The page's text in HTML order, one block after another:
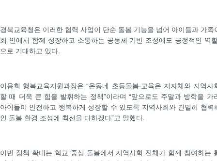
경북교육청은 이러한 협력 사업이 단순 돌봄 기능을 넘어 아이들과 가족
회 안에서 함께 성장하고 소통하는 공동체 기반 조성에도 긍정적인 역
으로 기대하고 있다.
이용희 행복교육지원과장은 “온동네 초등돌봄·교육은 지자체와 지역사
할 때 더욱 큰 힘을 발휘하는 정책”이라며 “앞으로도 주말과 방학을 가
아이들이 안전하고 행복하게 성장할 수 있도록 지역사회와 긴밀히 협력
인 돌봄 환경 조성에 최선을 다하겠다”고 말했다.
이번 정책 확대는 학교 중심 돌봄에서 지역사회 전체가 함께 참여하는